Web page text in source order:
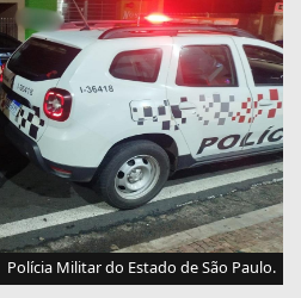
Polícia Militar do Estado de São Paulo.